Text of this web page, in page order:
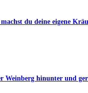
du deine eigene
Weinberg hinunter und